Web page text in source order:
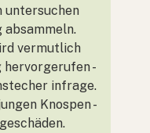
untersuchen
absammeln.
vermutlich
hervorgerufen -
infrage.
Knospen -